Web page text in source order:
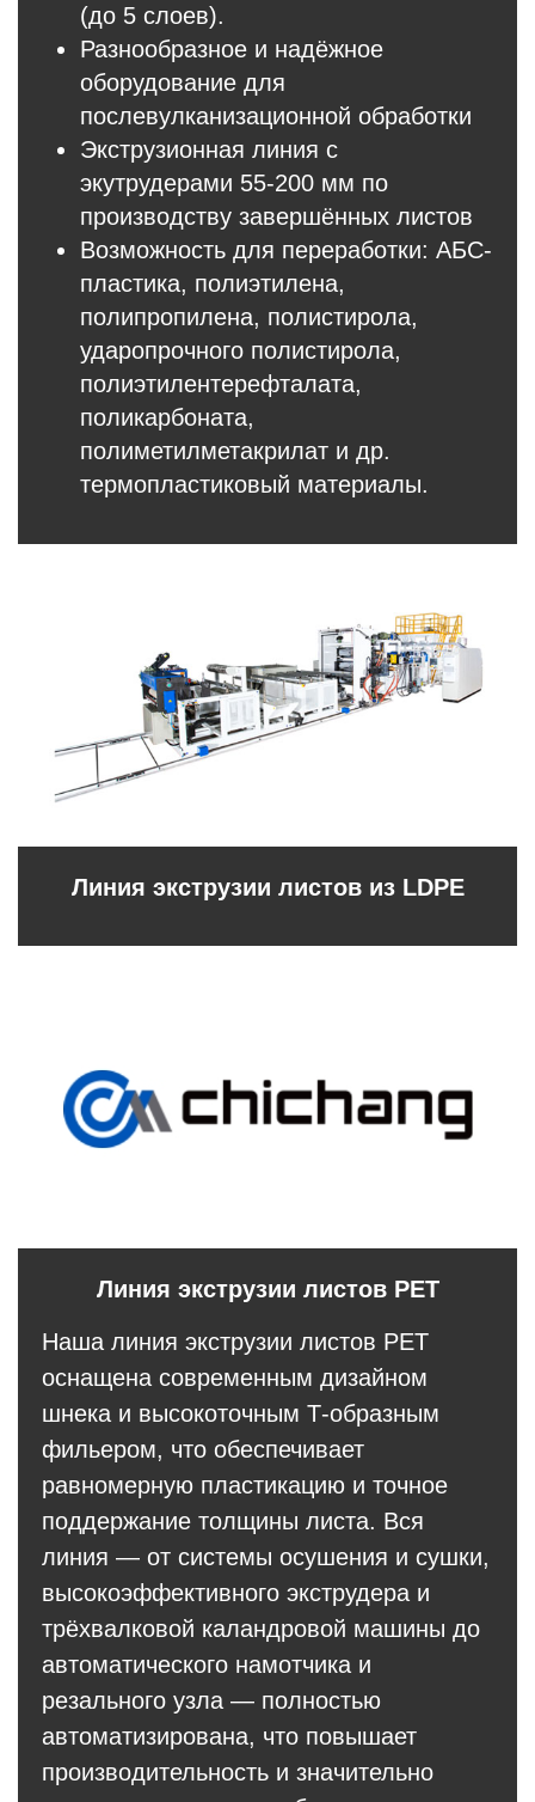
(до 5 слоев).
Разнообразное и надёжное
оборудование для
послевулканизационной обработки
Экструзионная линия с
экутрудерами 55-200 мм по
производству завершённых листов
Возможность для переработки: АБС-
пластика, полиэтилена,
полипропилена, полистирола,
ударопрочного полистирола,
полиэтилентерефталата,
поликарбоната,
полиметилметакрилат и др.
термопластиковый материалы.
Линия экструзии листов из LDPE
Линия экструзии листов PET
Наша линия экструзии листов PET
оснащена современным дизайном
шнека и высокоточным Т-образным
фильером, что обеспечивает
равномерную пластикацию и точное
поддержание толщины листа. Вся
линия — от системы осушения и сушки,
высокоэффективного экструдера и
трёхвалковой каландровой машины до
автоматического намотчика и
резального узла — полностью
автоматизирована, что повышает
производительность и значительно